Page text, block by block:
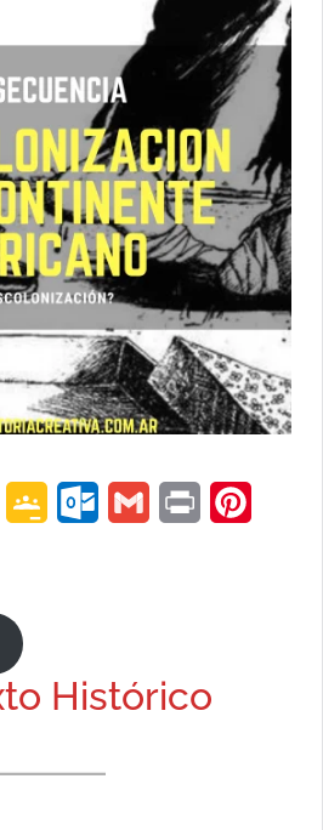
Twitter Google Outlook.com
Gmail Print
Histórico